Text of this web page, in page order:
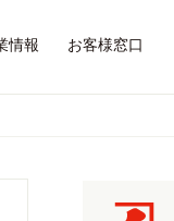
情報 お客様窓口